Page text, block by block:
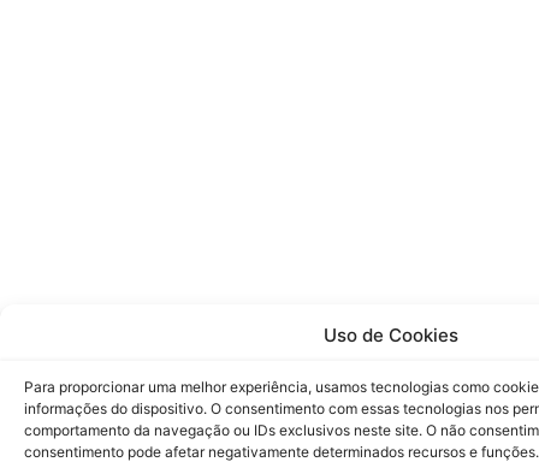
Uso de Cookies
Para proporcionar uma melhor experiência, usamos tecnologias como
informações do dispositivo. O consentimento com essas tecnologias nos
comportamento da navegação ou IDs exclusivos neste site. O não
consentimento pode afetar negativamente determinados recursos e funções.